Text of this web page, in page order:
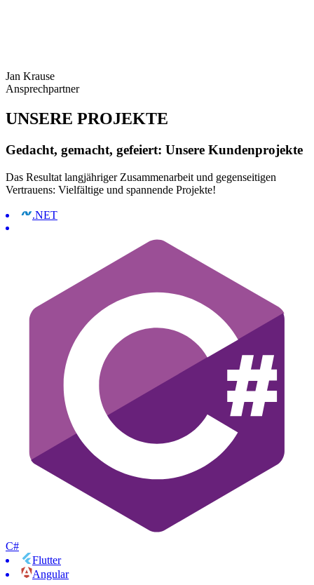
Jan Krause
Ansprechpartner
UNSERE PROJEKTE
Gedacht, gemacht, gefeiert: Unsere Kundenprojekte
Das Resultat langjähriger Zusammenarbeit und gegenseitigen
Vertrauens: Vielfältige und spannende Projekte!
.NET
C#
Flutter
Angular